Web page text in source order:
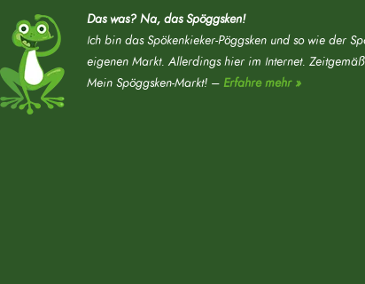
Das was? Na, das Spöggsken!
Ich bin das Spökenkieker-Pöggsken und so wie der
eigenen Markt. Allerdings hier im Internet.
Mein Spöggsken-Markt! – Erfahre mehr »